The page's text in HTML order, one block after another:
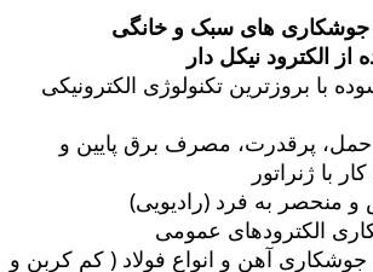
جوشکاری های سبک و خانگی
از الکترود نیکل دار
با بروزترین تکنولوژی الکترونیکی
پرقدرت، مصرف برق پایین و
با ژنراتور
منحصر به فرد (رادیویی)
الکترودهای عمومی
آهن و انواع فولاد ( کم کربن و